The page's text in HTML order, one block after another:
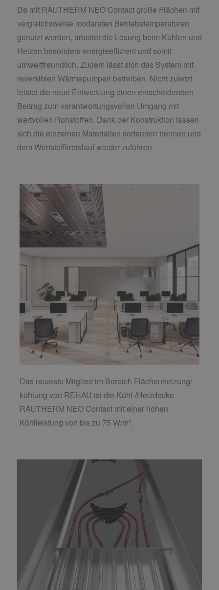
Da mit RAUTHERM NEO Contact große Flächen mit
vergleichsweise moderaten Betriebstemperaturen
genutzt werden, arbeitet die Lösung beim Kühlen und
Heizen besonders energieeffizient und somit
umweltfreundlich. Zudem lässt sich das System mit
reversiblen Wärmepumpen betreiben. Nicht zuletzt
leistet die neue Entwicklung einen entscheidenden
Beitrag zum verantwortungsvollen Umgang mit
wertvollen Rohstoffen. Dank der Konstruktion lassen
sich die einzelnen Materialien sortenrein trennen und
dem Wertstoffkreislauf wieder zuführen.
Das neueste Mitglied im Bereich Flächenheizung/-
kühlung von REHAU ist die Kühl-/Heizdecke
RAUTHERM NEO Contact mit einer hohen
Kühlleistung von bis zu 75 W/m².